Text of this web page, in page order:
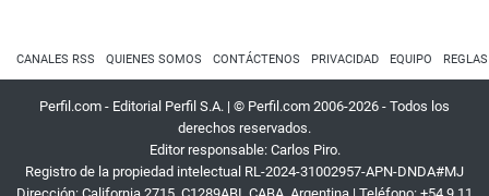
CANALES RSS QUIENES SOMOS CONTÁCTENOS PRIVACIDAD EQUIPO
Perfil.com - Editorial Perfil S.A. | © Perfil.com 2006-2026 - Todos los
derechos reservados.
Editor responsable: Carlos Piro.
Registro de la propiedad intelectual RL-2024-31002957-APN-DNDA#MJ